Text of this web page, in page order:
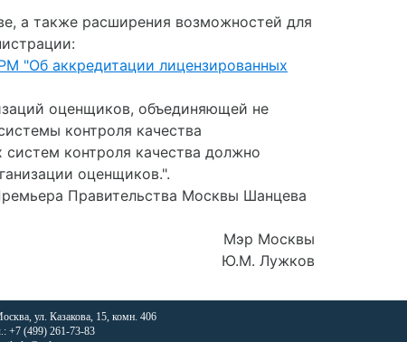
а также расширения возможностей для
"Об аккредитации лицензированных
оценщиков, объединяющей не
контроля качества
контроля качества должно
оценщиков.".
Правительства Москвы Шанцева
Мэр Москвы
Ю.М. Лужков
ул. Казакова, 15, комн. 406
+7 (499) 261-73-83